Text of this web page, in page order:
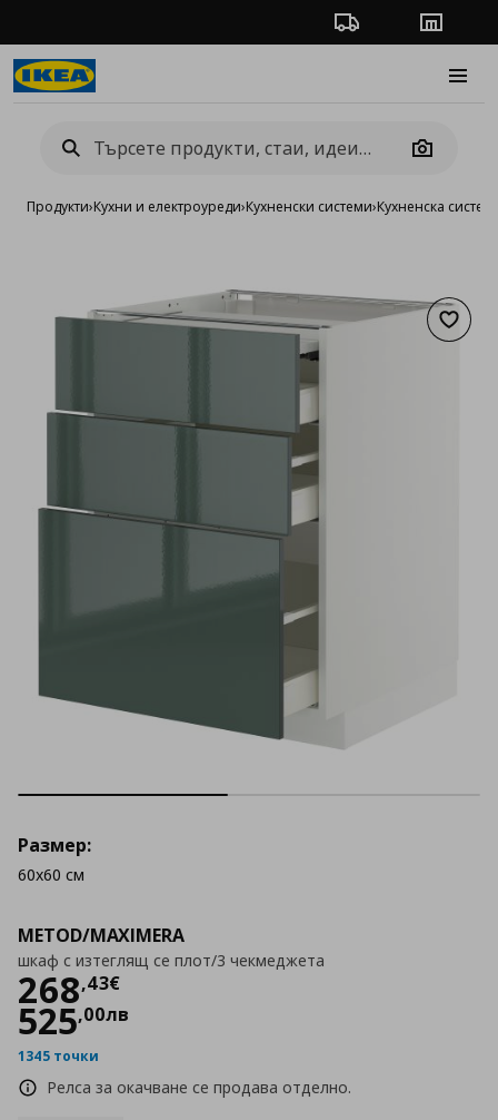
Проследяване на
Camera
Продукти›Кухни и електроуреди›Кухненски системи›Кухненска
METOD/MAXIMERA
шкаф с изтеглящ се плот/3 чекмеджета
268,43€
Цена268,43 €
525,00лв
1345 точки
Релса за окачване се продава отделно.
Размер:
60x60 см